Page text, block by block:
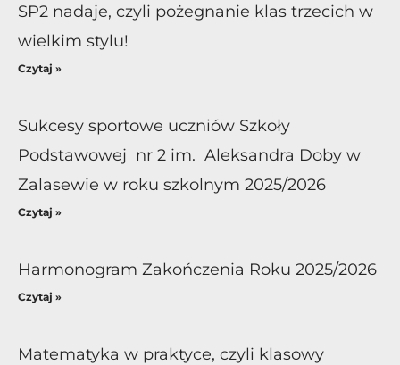
SP2 nadaje, czyli pożegnanie klas trzecich w
wielkim stylu!
Czytaj »
Sukcesy sportowe uczniów Szkoły
Podstawowej nr 2 im. Aleksandra Doby w
Zalasewie w roku szkolnym 2025/2026
Czytaj »
Harmonogram Zakończenia Roku 2025/2026
Czytaj »
Matematyka w praktyce, czyli klasowy